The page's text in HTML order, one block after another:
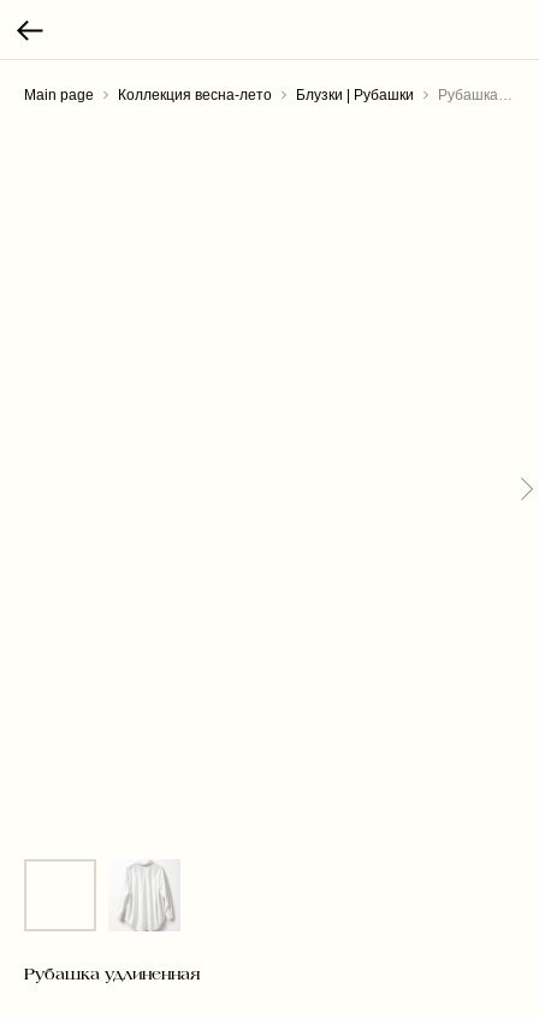
Main page Коллекция весна-лето Блузки | Рубашки Рубашка удлиненная
Рубашка удлиненная